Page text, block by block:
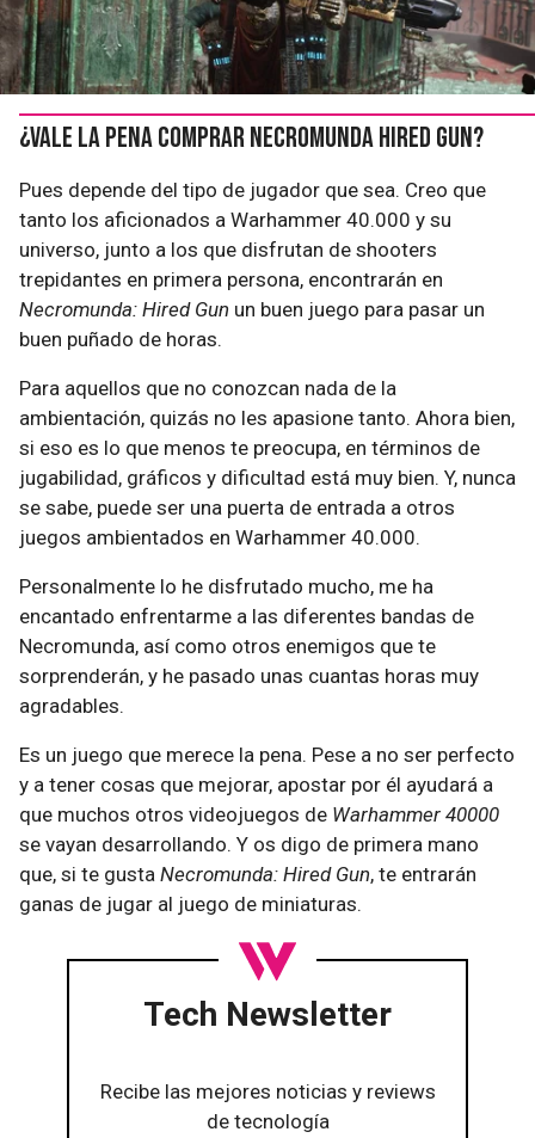
¿Vale la pena comprar Necromunda Hired Gun?
Pues depende del tipo de jugador que sea. Creo que
tanto los aficionados a Warhammer 40.000 y su
universo, junto a los que disfrutan de shooters
trepidantes en primera persona, encontrarán en
Necromunda: Hired Gun un buen juego para pasar un
buen puñado de horas.
Para aquellos que no conozcan nada de la
ambientación, quizás no les apasione tanto. Ahora bien,
si eso es lo que menos te preocupa, en términos de
jugabilidad, gráficos y dificultad está muy bien. Y, nunca
se sabe, puede ser una puerta de entrada a otros
juegos ambientados en Warhammer 40.000.
Personalmente lo he disfrutado mucho, me ha
encantado enfrentarme a las diferentes bandas de
Necromunda, así como otros enemigos que te
sorprenderán, y he pasado unas cuantas horas muy
agradables.
Es un juego que merece la pena. Pese a no ser perfecto
y a tener cosas que mejorar, apostar por él ayudará a
que muchos otros videojuegos de Warhammer 40000
se vayan desarrollando. Y os digo de primera mano
que, si te gusta Necromunda: Hired Gun, te entrarán
ganas de jugar al juego de miniaturas.
Tech Newsletter
Recibe las mejores noticias y reviews
de tecnología